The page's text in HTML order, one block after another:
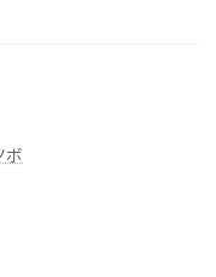
ボ